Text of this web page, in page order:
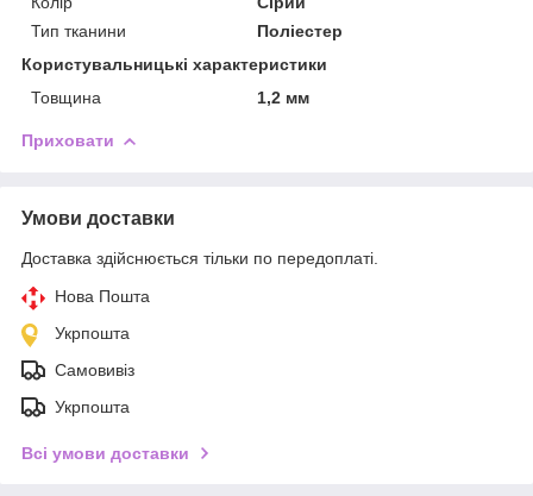
Тип тканини
Поліестер
Користувальницькі характеристики
Товщина
1,2 мм
Приховати
Умови доставки
Доставка здійснюється тільки по передоплаті.
Нова Пошта
Укрпошта
Самовивіз
Укрпошта
Всі умови доставки